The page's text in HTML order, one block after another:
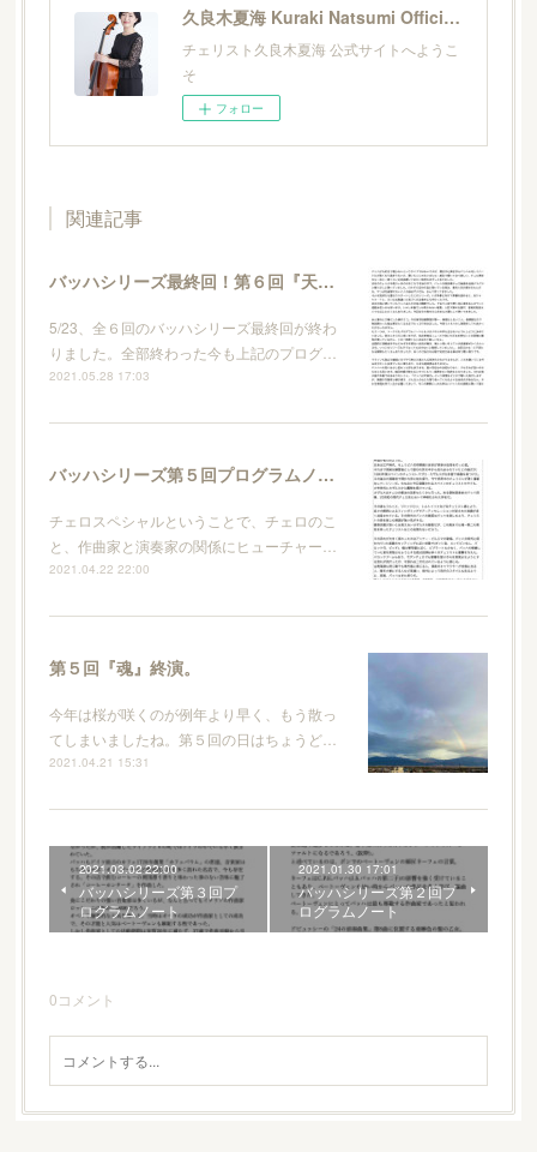
久良木夏海 Kuraki Natsumi Official Site
チェリスト久良木夏海 公式サイトへようこ
そ
フォロー
関連記事
バッハシリーズ最終回！第６回『天』終了＆プログラムノート
5/23、全６回のバッハシリーズ最終回が終わ
りました。全部終わった今も上記のプログ…
2021.05.28 17:03
バッハシリーズ第５回プログラムノート
チェロスペシャルということで、チェロのこ
と、作曲家と演奏家の関係にヒューチャー…
2021.04.22 22:00
第５回『魂』終演。
今年は桜が咲くのが例年より早く、もう散っ
てしまいましたね。第５回の日はちょうど…
2021.04.21 15:31
2021.03.02 22:00
バッハシリーズ第３回プ
ログラムノート
2021.01.30 17:01
バッハシリーズ第２回プ
ログラムノート
0コメント